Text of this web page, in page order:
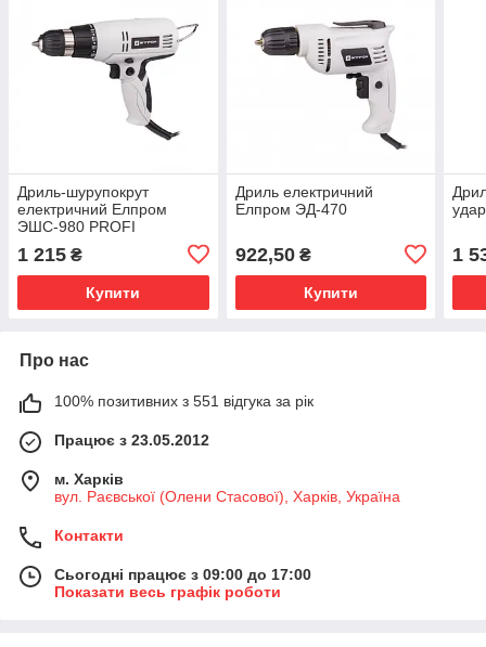
Дриль-шурупокрут
електричний Елпром
ЭШС-980 PROFI
1 215 ₴
Купити
Дриль електричний
Елпром ЭД-470
922,50₴
Купити
1
Про нас
100% позитивних з 551 відгука за рік
Працює з 23.05.2012
м. Харків
вул. Раєвської (Олени Стасової), Харків, Україна
Контакти
Сьогодні працює з 09:00 до 17:00
Показати весь графік роботи